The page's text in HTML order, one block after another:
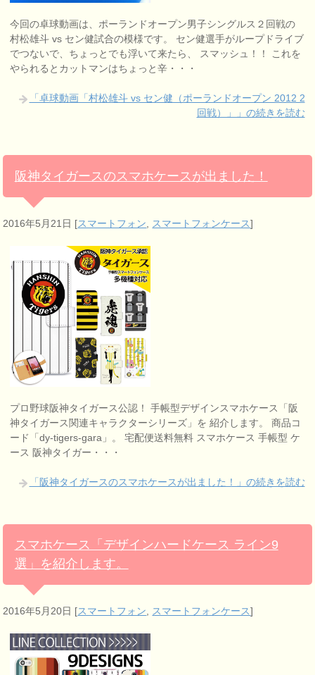
今回の卓球動画は、ポーランドオープン男子シングルス２回戦の
村松雄斗 vs セン健試合の模様です。 セン健選手がループドライブ
でつないで、ちょっとでも浮いて来たら、 スマッシュ！！ これを
やられるとカットマンはちょっと辛・・・
「卓球動画「村松雄斗 vs セン健（ポーランドオープン 2012 2
回戦）」」の続きを読む
阪神タイガースのスマホケースが出ました！
2016年5月21日 [スマートフォン スマートフォンケース]
プロ野球阪神タイガース公認！ 手帳型デザインスマホケース「阪
神タイガース関連キャラクターシリーズ」を 紹介します。 商品コ
ード「dy-tigers-gara」。 宅配便送料無料 スマホケース 手帳型 ケ
ース 阪神タイガー・・・
「阪神タイガースのスマホケースが出ました！」の続きを読む
スマホケース「デザインハードケース ライン9
選」を紹介します。
2016年5月20日 [スマートフォン, スマートフォンケース]